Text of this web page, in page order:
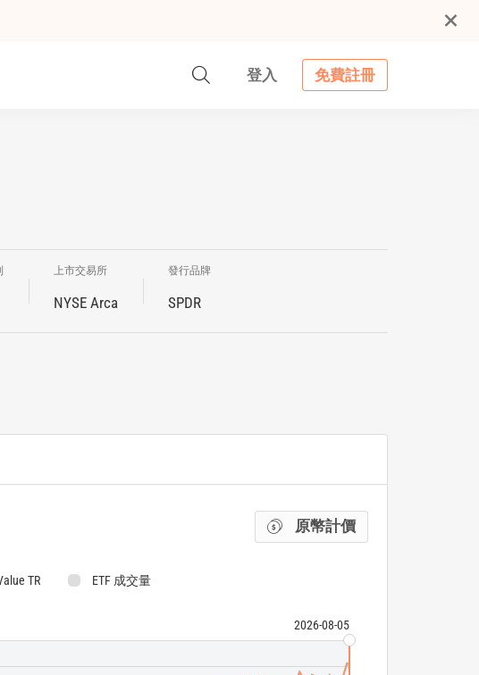
登入 免費註冊
上市交易所
NYSE Arca
發行品牌
SPDR
原幣計價
TR ETF 成交量
2026-08-05